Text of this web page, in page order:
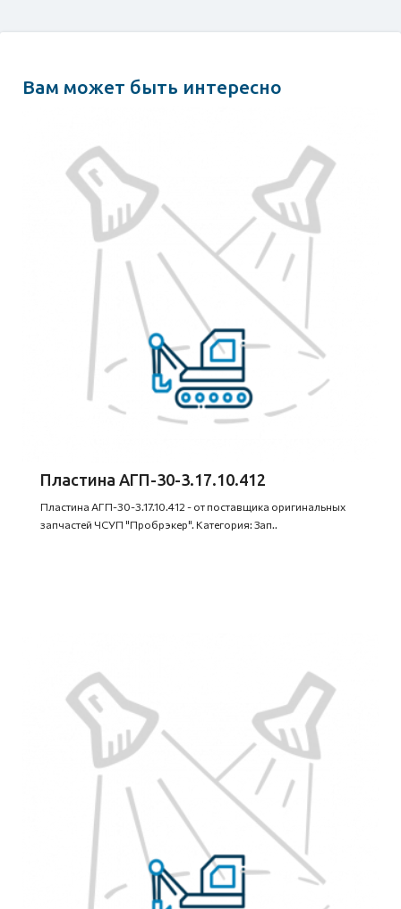
Вам может быть интересно
Пластина АГП-30-3.17.10.412
Пластина АГП-30-3.17.10.412 - от поставщика оригинальных
запчастей ЧСУП "Пробрэкер". Категория: Зап..